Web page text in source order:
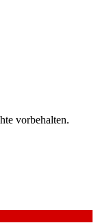
vorbehalten.